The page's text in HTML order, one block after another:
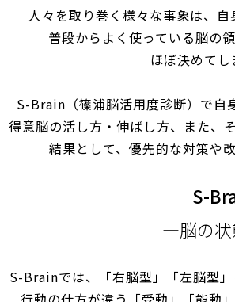
人々を取り巻く様々な事象は、自
普段からよく使っている脳の
ほぼ決めてし
S-Brain（篠浦脳活用度診断）で自
得意脳の活し方・伸ばし方、また、
結果として、優先的な対策や
S-
脳の
S-Brainでは、「右脳型」「左脳型